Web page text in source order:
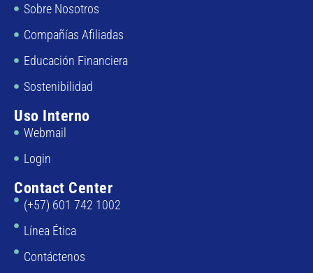
Sobre Nosotros
Compañías Afiliadas
Educación Financiera
Sostenibilidad
Uso Interno
Webmail
Login
Contact Center
(+57) 601 742 1002
Línea Ética
Contáctenos